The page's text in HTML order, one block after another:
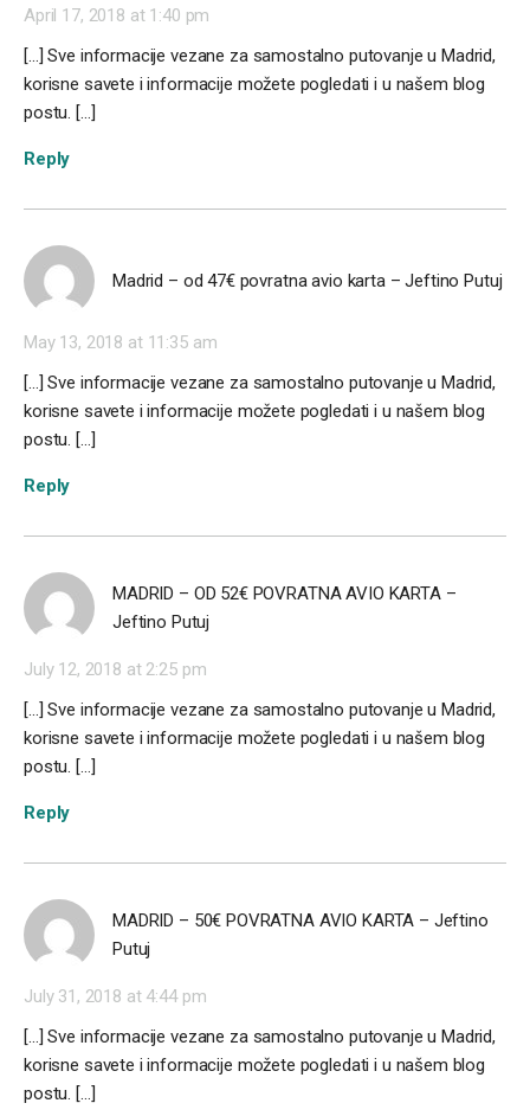
April 17, 2018 at 1:40 pm
[…] Sve informacije vezane za samostalno putovanje u Madrid,
korisne savete i informacije možete pogledati i u našem blog
postu. […]
Reply
Madrid – od 47€ povratna avio karta – Jeftino Putuj
May 13, 2018 at 11:35 am
[…] Sve informacije vezane za samostalno putovanje u Madrid,
korisne savete i informacije možete pogledati i u našem blog
postu. […]
Reply
MADRID – OD 52€ POVRATNA AVIO KARTA –
Jeftino Putuj
July 12, 2018 at 2:25 pm
[…] Sve informacije vezane za samostalno putovanje u Madrid,
korisne savete i informacije možete pogledati i u našem blog
postu. […]
Reply
MADRID – 50€ POVRATNA AVIO KARTA – Jeftino
Putuj
July 31, 2018 at 4:44 pm
[…] Sve informacije vezane za samostalno putovanje u Madrid,
korisne savete i informacije možete pogledati i u našem blog
postu. […]